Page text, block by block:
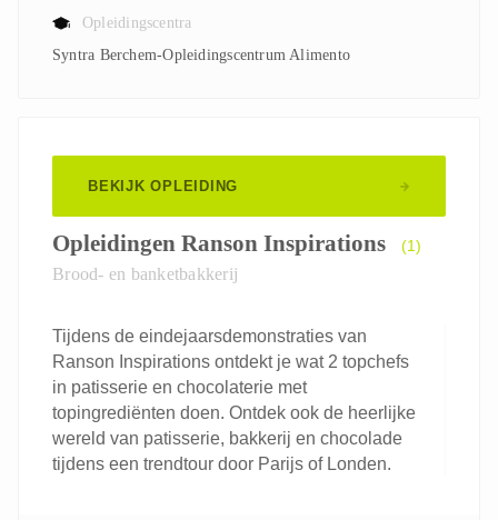
Opleidingscentra
Syntra Berchem-Opleidingscentrum Alimento
BEKIJK OPLEIDING
Opleidingen Ranson Inspirations (1)
Brood- en banketbakkerij
Tijdens de eindejaarsdemonstraties van
Ranson Inspirations ontdekt je wat 2 topchefs
in patisserie en chocolaterie met
topingrediënten doen. Ontdek ook de heerlijke
wereld van patisserie, bakkerij en chocolade
tijdens een trendtour door Parijs of Londen.